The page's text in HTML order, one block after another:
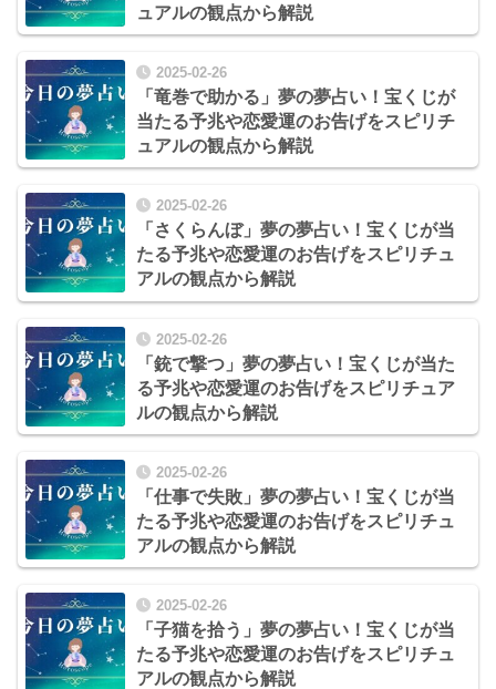
ュアルの観点から解説
2025-02-26
「竜巻で助かる」夢の夢占い！宝くじが
当たる予兆や恋愛運のお告げをスピリチ
ュアルの観点から解説
2025-02-26
「さくらんぼ」夢の夢占い！宝くじが当
たる予兆や恋愛運のお告げをスピリチュ
アルの観点から解説
2025-02-26
「銃で撃つ」夢の夢占い！宝くじが当た
る予兆や恋愛運のお告げをスピリチュア
ルの観点から解説
2025-02-26
「仕事で失敗」夢の夢占い！宝くじが当
たる予兆や恋愛運のお告げをスピリチュ
アルの観点から解説
2025-02-26
「子猫を拾う」夢の夢占い！宝くじが当
たる予兆や恋愛運のお告げをスピリチュ
アルの観点から解説